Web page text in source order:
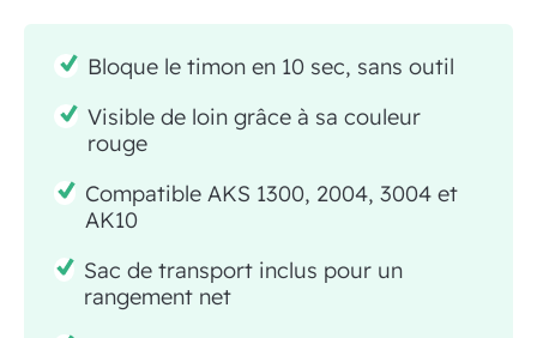
Bloque le timon en 10 sec, sans outil
Visible de loin grâce à sa couleur
rouge
Compatible AKS 1300, 2004, 3004 et
AK10
Sac de transport inclus pour un
rangement net